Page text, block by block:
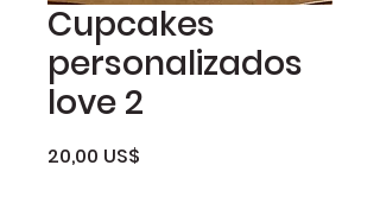
Cupcakes
personalizados
love 2
20,00 US$